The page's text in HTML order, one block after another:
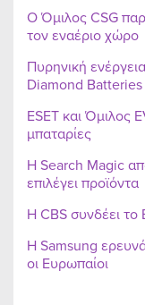
Ο Όμιλος CSG
τον εναέριο χώρο
Πυρηνική
Diamond Batteries
ESET και Όμιλος
μπαταρίες
Η Search Magic
επιλέγει προϊόντα
Η CBS συνδέει
Η Samsung
οι Ευρωπαίοι